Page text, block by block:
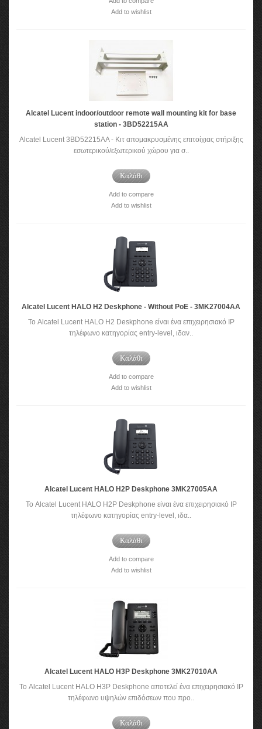
Add to wishlist
Alcatel Lucent indoor/outdoor remote wall mounting kit for base
station - 3BD52215AA
Alcatel Lucent 3BD52215AA - Kιτ απομακρυσμένης επιτοίχιας στήριξης
εσωτερικού/εξωτερικού χώρου για σ..
Καλάθι
Add to compare
Add to wishlist
Alcatel Lucent HALO H2 Deskphone - Without PoE - 3MK27004AA
Το Alcatel Lucent HALO H2 Deskphone είναι ένα επιχειρησιακό IP
τηλέφωνο κατηγορίας entry-level, ιδαν..
Καλάθι
Add to compare
Add to wishlist
Alcatel Lucent HALO H2P Deskphone 3MK27005AA
Το Alcatel Lucent HALO H2P Deskphone είναι ένα επιχειρησιακό IP
τηλέφωνο κατηγορίας entry-level, ιδα..
Καλάθι
Add to compare
Add to wishlist
Alcatel Lucent HALO H3P Deskphone 3MK27010AA
Το Alcatel Lucent HALO H3P Deskphone αποτελεί ένα επιχειρησιακό IP
τηλέφωνο υψηλών επιδόσεων που προ..
Καλάθι